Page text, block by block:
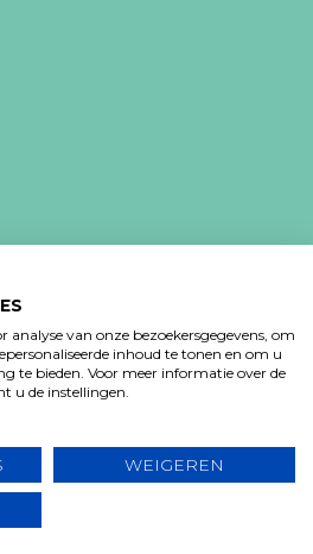
analyse van onze bezoekersgegevens, om
inhoud te tonen en om u
te bieden. Voor meer informatie over de
u de instellingen.
WEIGEREN